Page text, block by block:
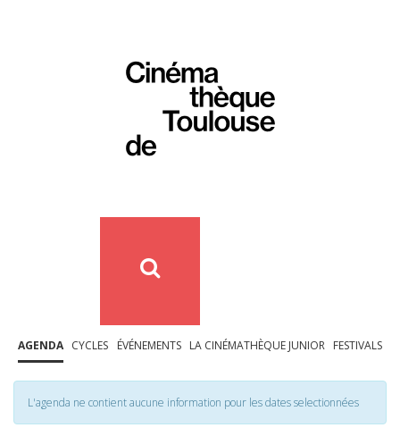
AGENDA CYCLES ÉVÉNEMENTS LA CINÉMATHÈQUE JUNIOR FESTIVALS
L'agenda ne contient aucune information pour les dates selectionnées